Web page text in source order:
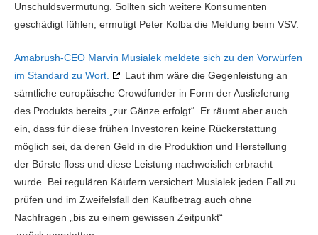
Unschuldsvermutung. Sollten sich weitere Konsumenten
geschädigt fühlen, ermutigt Peter Kolba die Meldung beim VSV.
Amabrush-CEO Marvin Musialek meldete sich zu den Vorwürfen
im Standard zu Wort.
Laut ihm wäre die Gegenleistung an
sämtliche europäische Crowdfunder in Form der Auslieferung
des Produkts bereits „zur Gänze erfolgt“. Er räumt aber auch
ein, dass für diese frühen Investoren keine Rückerstattung
möglich sei, da deren Geld in die Produktion und Herstellung
der Bürste floss und diese Leistung nachweislich erbracht
wurde. Bei regulären Käufern versichert Musialek jeden Fall zu
prüfen und im Zweifelsfall den Kaufbetrag auch ohne
Nachfragen „bis zu einem gewissen Zeitpunkt“